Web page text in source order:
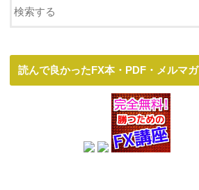
読んで良かったFX本・PDF・メルマガ